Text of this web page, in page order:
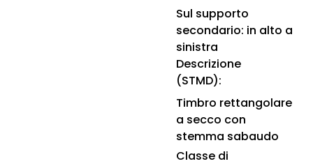
Sul supporto
secondario: in alto a
sinistra
Descrizione
(STMD):
Timbro rettangolare
a secco con
stemma sabaudo
Classe di